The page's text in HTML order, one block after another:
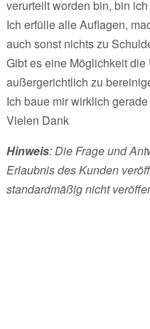
verurteilt worden bin, bin
Ich erfülle alle Auflagen,
auch sonst nichts zu
Gibt es eine Möglichkeit
außergerichtlich zu
Ich baue mir wirklich
Vielen Dank
Hinweis: Die Frage und
Erlaubnis des Kunden
standardmäßig nicht